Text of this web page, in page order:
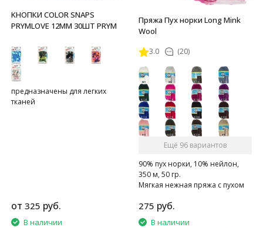
KНОПКИ COLOR SNAPS
PRYMLOVE 12ММ 30ШТ PRYM
предназначены для легких
тканей
от 325 руб.
В наличии
Пряжа Пух норки Long Mink
Wool
3.0 (20)
Ещё 96 вариантов
90% пух норки, 10% нейлон,
350 м, 50 гр.
Мягкая нежная пряжа с пухом
275 руб.
В наличии